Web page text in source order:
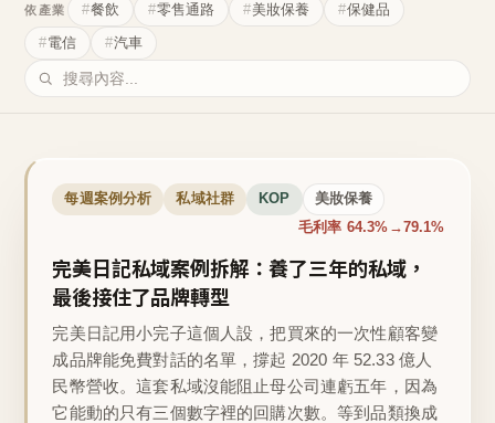
依產業 餐飲 零售通路 美妝保養
保健品
電信
汽車
每週案例分析 私域社群 KOP 美妝保養
毛利率 64.3%→79.1%
完美日記私域案例拆解：養了三年的私域，
最後接住了品牌轉型
完美日記用小完子這個人設，把買來的一次性顧客變
成品牌能免費對話的名單，撐起 2020 年 52.33 億人
民幣營收。這套私域沒能阻止母公司連虧五年，因為
它能動的只有三個數字裡的回購次數。等到品類換成